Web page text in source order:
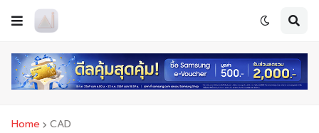
Home CAD